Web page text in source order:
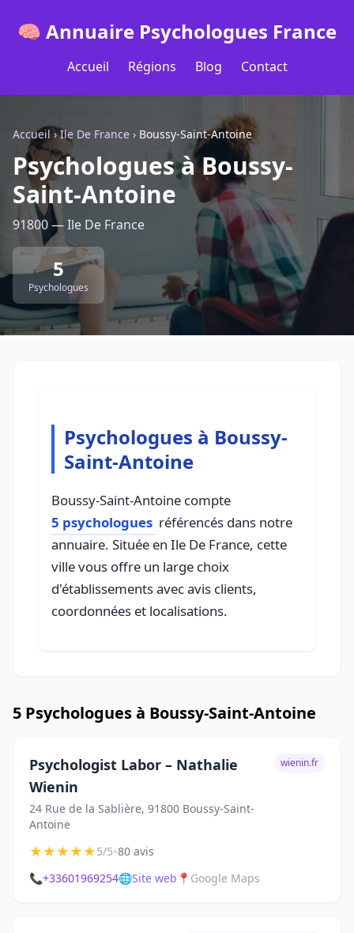
🧠 Annuaire Psychologues France
Accueil Régions Blog Contact
Accueil ›Ile De France › Boussy-Saint-Antoine
Psychologues à Boussy-
Saint-Antoine
91800 — Ile De France
5
Psychologues
Psychologues à Boussy-
Saint-Antoine
Boussy-Saint-Antoine compte
5 psychologues référencés dans notre
annuaire. Située en Ile De France, cette
ville vous offre un large choix
d'établissements avec avis clients,
coordonnées et localisations.
5 Psychologues à Boussy-Saint-Antoine
Psychologist Labor – Nathalie
Wienin
24 Rue de la Sablière, 91800 Boussy-Saint-
Antoine
wienin.fr
★★★★★5/5•80 avis
📞+33601969254🌐Site web 📍 Google Maps